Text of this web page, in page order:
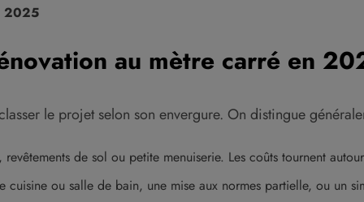
2025
au mètre carré en
le projet selon son envergure. On distingue
de sol ou petite menuiserie. Les coûts tournent
cuisine ou salle de bain, une mise aux normes partielle, ou un